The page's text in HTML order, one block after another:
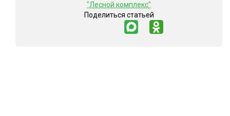
"Лесной комплекс"
Поделиться статьей